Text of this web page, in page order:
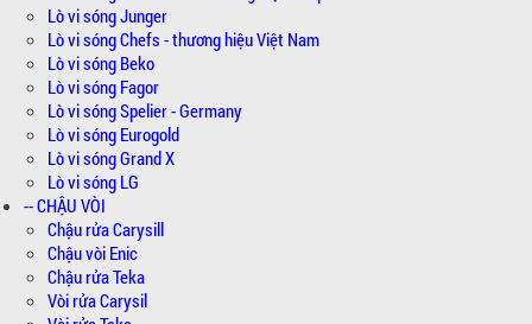
Lò vi sóng Junger
Lò vi sóng Chefs - thương hiệu Việt Nam
Lò vi sóng Beko
Lò vi sóng Fagor
Lò vi sóng Spelier - Germany
Lò vi sóng Eurogold
Lò vi sóng Grand X
Lò vi sóng LG
-- CHẬU VÒI
Chậu rửa Carysill
Chậu vòi Enic
Chậu rửa Teka
Vòi rửa Carysil